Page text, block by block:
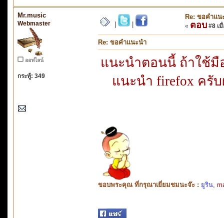
Mr.music
Webmaster
ออฟไลน์
กระทู้: 349
Re: ขอคำแน
« ตอบ #8 เ
Re: ขอคำแนะนำ
แนะนำตอนนี้ ถ้าใช้มื
แนะนำ firefox ครั
ขอบพระคุณ ที่กรุณาเยี่ยมชมนะจ๊ะ : ยูริน